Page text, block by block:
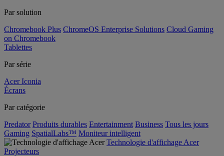
Par solution
Chromebook Plus ChromeOS Enterprise Solutions Cloud Gaming
on Chromebook
Tablettes
Par série
Acer Iconia
Écrans
Par catégorie
Predator Produits durables Entertainment Business Tous les jours
Gaming SpatialLabs™ Moniteur intelligent
Technologie d'affichage Acer
Projecteurs